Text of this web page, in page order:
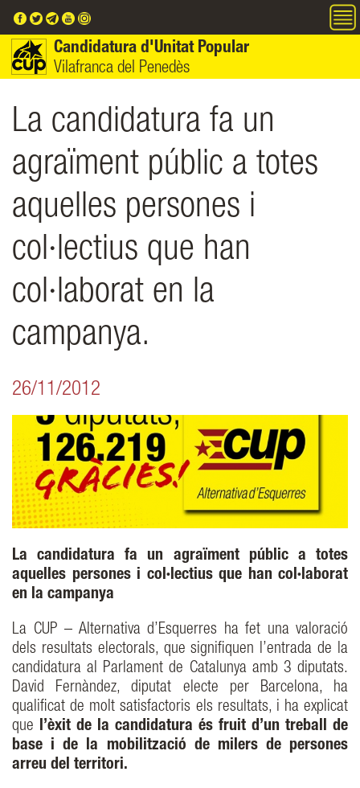
Candidatura d'Unitat Popular
Vilafranca del Penedès
La candidatura fa un
agraïment públic a totes
aquelles persones i
col·lectius que han
col·laborat en la
campanya.
26/11/2012
La candidatura fa un agraïment públic a totes
aquelles persones i col·lectius que han col·laborat
en la campanya
La CUP – Alternativa d’Esquerres ha fet una valoració
dels resultats electorals, que signifiquen l’entrada de la
candidatura al Parlament de Catalunya amb 3 diputats.
David Fernàndez, diputat electe per Barcelona, ha
qualificat de molt satisfactoris els resultats, i ha explicat
que l’èxit de la candidatura és fruit d’un treball de
base i de la mobilització de milers de persones
arreu del territori.